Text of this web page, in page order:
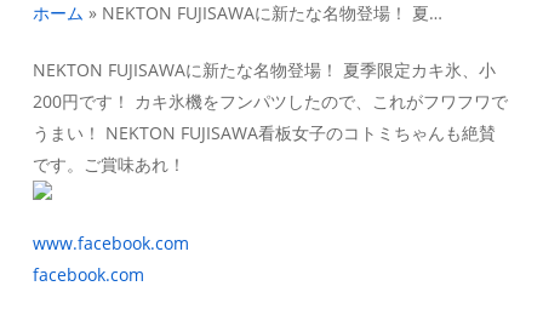
ホーム » NEKTON FUJISAWAに新たな名物登場！ 夏…
NEKTON FUJISAWAに新たな名物登場！ 夏季限定カキ氷、小
200円です！ カキ氷機をフンパツしたので、これがフワフワで
うまい！ NEKTON FUJISAWA看板女子のコトミちゃんも絶賛
です。ご賞味あれ！
www.facebook.com
facebook.com